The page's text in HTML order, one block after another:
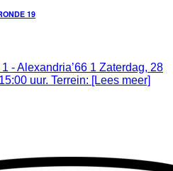
19
- Alexandria’66 1 Zaterdag, 28
uur. Terrein: [Lees meer]